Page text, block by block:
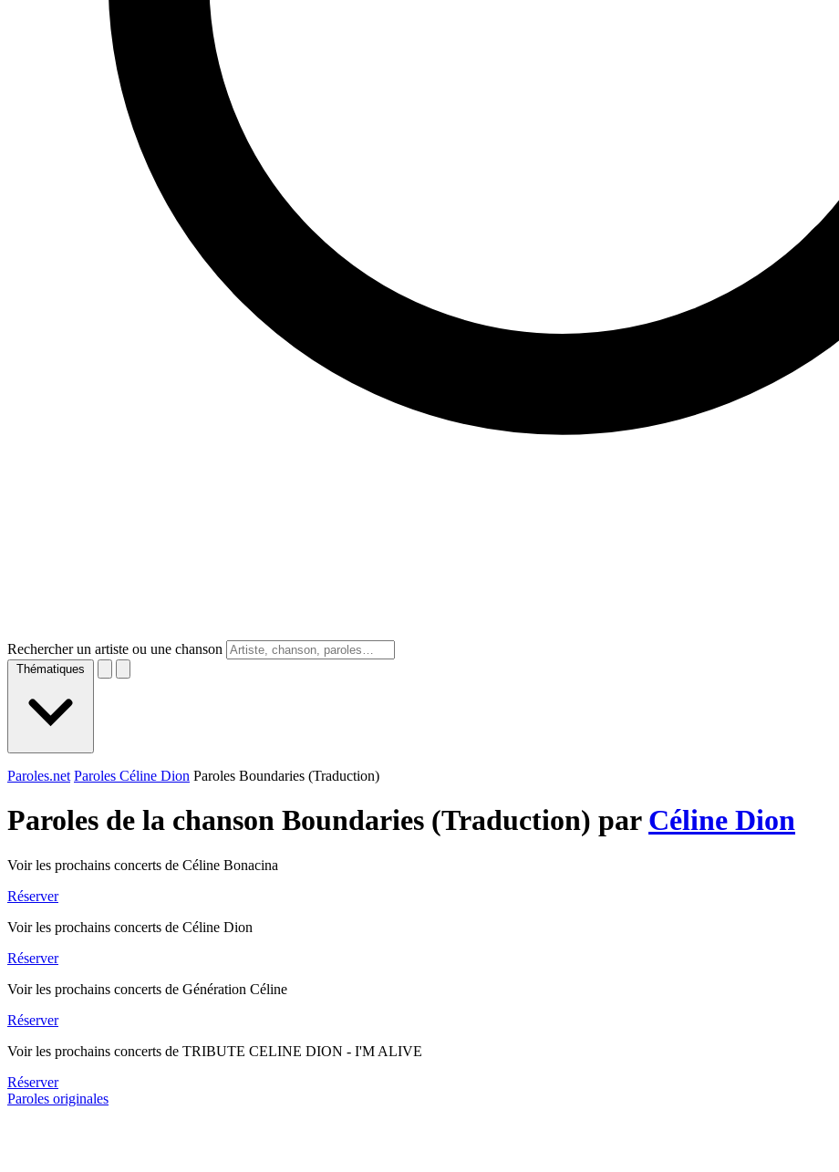
Rechercher un artiste ou une chanson
Thématiques
Paroles.net Paroles Céline Dion Paroles Boundaries (Traduction)
Paroles de la chanson Boundaries (Traduction) par Céline Dion
Voir les prochains concerts de Céline Bonacina
Réserver
Voir les prochains concerts de Céline Dion
Réserver
Voir les prochains concerts de Génération Céline
Réserver
Voir les prochains concerts de TRIBUTE CELINE DION - I'M ALIVE
Réserver
Paroles originales